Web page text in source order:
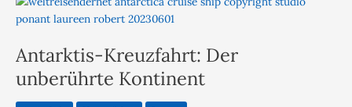
Antarktis-Kreuzfahrt: Der
unberührte Kontinent